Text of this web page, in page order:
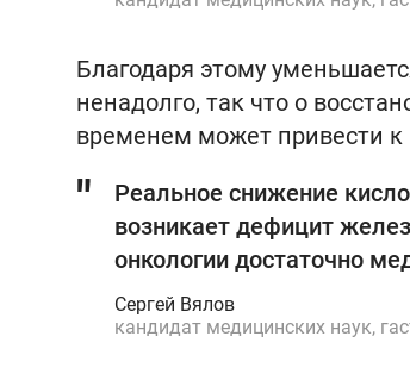
Благодаря этому
ненадолго, так что о
временем может привести к
Реальное снижение
возникает дефицит
онкологии достаточно
Сергей Вялов
кандидат медицинских наук,